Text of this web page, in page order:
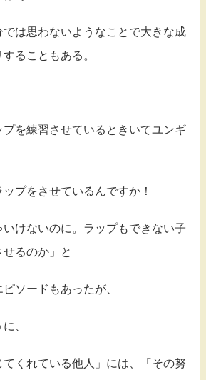
では思わないようなことで大きな成
ることもある。
を練習させているときいてユンギ
ップをさせているんですか！
けないのに。ラップもできない子
るのか」と
ソードもあったが、
、
てくれている他人」には、「その努